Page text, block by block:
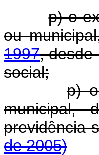
p) o
ou
1997, desde
social;
p)
municipal,
previdência
de 2005)